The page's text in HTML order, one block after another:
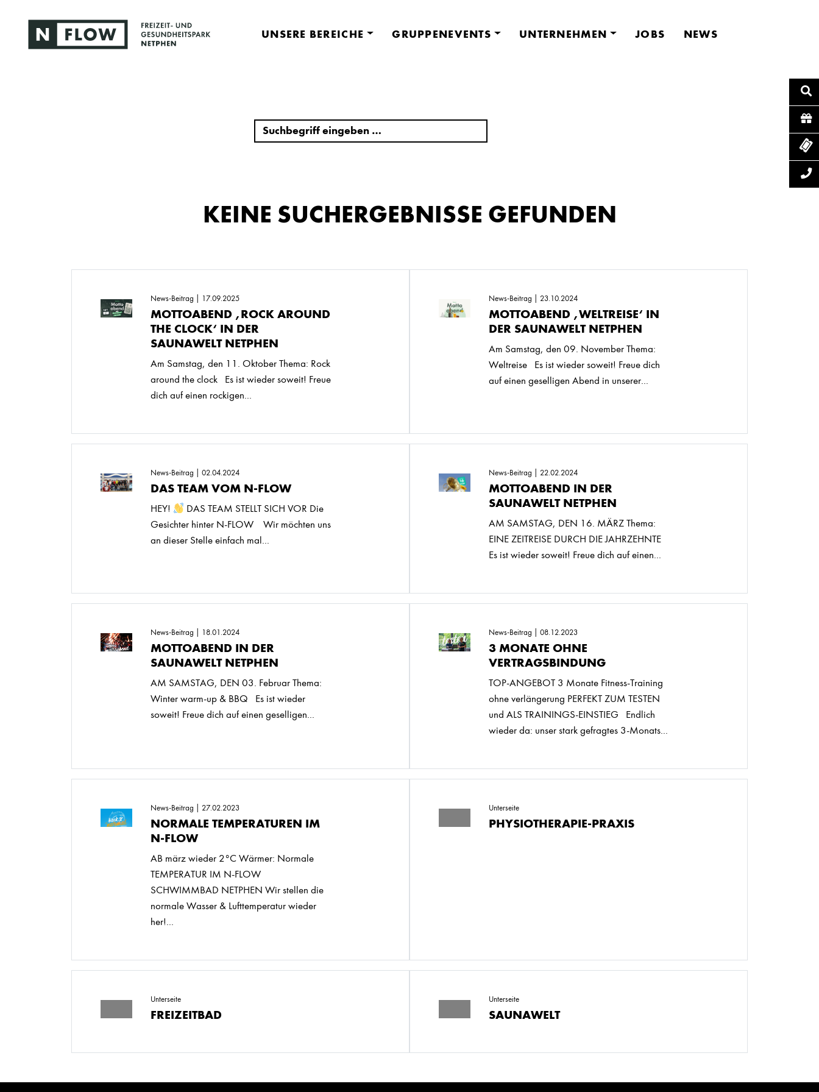
UNSERE BEREICHE GRUPPENEVENTS UNTERNEHMEN JOBS NEWS
KEINE SUCHERGEBNISSE GEFUNDEN
News-Beitrag | 17.09.2025
MOTTOABEND ‚ROCK AROUND
THE CLOCK‘ IN DER
SAUNAWELT NETPHEN
Am Samstag, den 11. Oktober Thema: Rock
around the clock Es ist wieder soweit! Freue
dich auf einen rockigen...
News-Beitrag | 23.10.2024
MOTTOABEND ‚WELTREISE‘ IN
DER SAUNAWELT NETPHEN
Am Samstag, den 09. November Thema:
Weltreise Es ist wieder soweit! Freue dich
auf einen geselligen Abend in unserer...
News-Beitrag | 02.04.2024
DAS TEAM VOM N-FLOW
HEY!
DAS TEAM STELLT SICH VOR Die
Gesichter hinter N-FLOW Wir möchten uns
an dieser Stelle einfach mal...
News-Beitrag | 22.02.2024
MOTTOABEND IN DER
SAUNAWELT NETPHEN
AM SAMSTAG, DEN 16. MÄRZ Thema:
EINE ZEITREISE DURCH DIE JAHRZEHNTE
Es ist wieder soweit! Freue dich auf einen...
News-Beitrag | 18.01.2024
MOTTOABEND IN DER
SAUNAWELT NETPHEN
AM SAMSTAG, DEN 03. Februar Thema:
Winter warm-up & BBQ Es ist wieder
soweit! Freue dich auf einen geselligen...
News-Beitrag | 08.12.2023
3 MONATE OHNE
VERTRAGSBINDUNG
TOP-ANGEBOT 3 Monate Fitness-Training
ohne verlängerung PERFEKT ZUM TESTEN
und ALS TRAININGS-EINSTIEG Endlich
wieder da: unser stark gefragtes 3-Monats...
News-Beitrag | 27.02.2023
NORMALE TEMPERATUREN IM
N-FLOW
AB märz wieder 2°C Wärmer: Normale
TEMPERATUR IM N-FLOW
SCHWIMMBAD NETPHEN Wir stellen die
normale Wasser & Lufttemperatur wieder
her!...
Unterseite
PHYSIOTHERAPIE-PRAXIS
Unterseite
FREIZEITBAD
Unterseite
SAUNAWELT